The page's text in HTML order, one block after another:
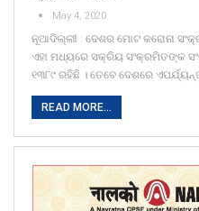
May 4, 2020
ନୂଆଦିଲ୍ଲୀ : ଦେଶର ମୋଟ କରୋନା
ଏହା ମଧ୍ୟରେ ସକ୍ରିୟ ସଂକ୍ରମିତଙ୍କ
୧୩୮୯ ରହିଛି । ତେବେ ଦେଶରେ
READ MORE...